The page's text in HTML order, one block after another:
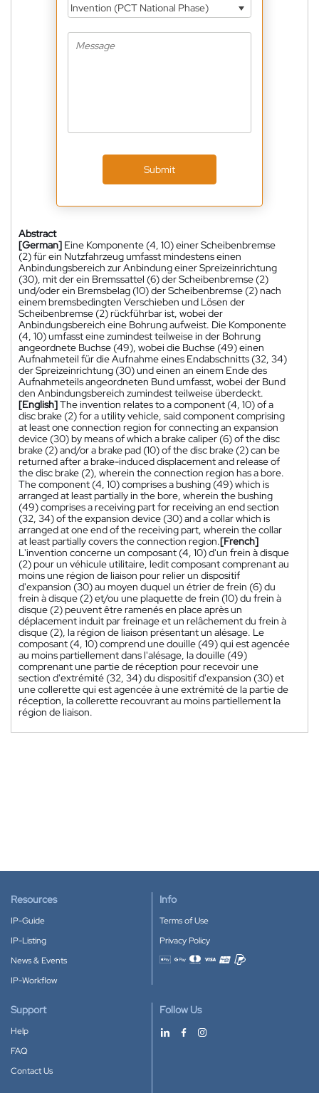
Invention (PCT National Phase)
Submit
Abstract
[German] Eine Komponente (4, 10) einer Scheibenbremse
(2) für ein Nutzfahrzeug umfasst mindestens einen
Anbindungsbereich zur Anbindung einer Spreizeinrichtung
(30), mit der ein Bremssattel (6) der Scheibenbremse (2)
und/oder ein Bremsbelag (10) der Scheibenbremse (2) nach
einem bremsbedingten Verschieben und Lösen der
Scheibenbremse (2) rückführbar ist, wobei der
Anbindungsbereich eine Bohrung aufweist. Die Komponente
(4, 10) umfasst eine zumindest teilweise in der Bohrung
angeordnete Buchse (49), wobei die Buchse (49) einen
Aufnahmeteil für die Aufnahme eines Endabschnitts (32, 34)
der Spreizeinrichtung (30) und einen an einem Ende des
Aufnahmeteils angeordneten Bund umfasst, wobei der Bund
den Anbindungsbereich zumindest teilweise überdeckt.
[English]The invention relates to a component (4, 10) of a
disc brake (2) for a utility vehicle, said component comprising
at least one connection region for connecting an expansion
device (30) by means of which a brake caliper (6) of the disc
brake (2) and/or a brake pad (10) of the disc brake (2) can be
returned after a brake-induced displacement and release of
the disc brake (2), wherein the connection region has a bore.
The component (4, 10) comprises a bushing (49) which is
arranged at least partially in the bore, wherein the bushing
(49) comprises a receiving part for receiving an end section
(32, 34) of the expansion device (30) and a collar which is
arranged at one end of the receiving part, wherein the collar
at least partially covers the connection region.[French]
L'invention concerne un composant (4, 10) d'un frein à disque
(2) pour un véhicule utilitaire, ledit composant comprenant au
moins une région de liaison pour relier un dispositif
d'expansion (30) au moyen duquel un étrier de frein (6) du
frein à disque (2) et/ou une plaquette de frein (10) du frein à
disque (2) peuvent être ramenés en place après un
déplacement induit par freinage et un relâchement du frein à
disque (2), la région de liaison présentant un alésage. Le
composant (4, 10) comprend une douille (49) qui est agencée
au moins partiellement dans l'alésage, la douille (49)
comprenant une partie de réception pour recevoir une
section d'extrémité (32, 34) du dispositif d'expansion (30) et
une collerette qui est agencée à une extrémité de la partie de
réception, la collerette recouvrant au moins partiellement la
région de liaison.
Resources
IP-Guide
IP-Listing
News & Events
IP-Workflow
Info
Terms of Use
Privacy Policy
Accepted payment methods
Support
Help
FAQ
Contact Us
Follow Us